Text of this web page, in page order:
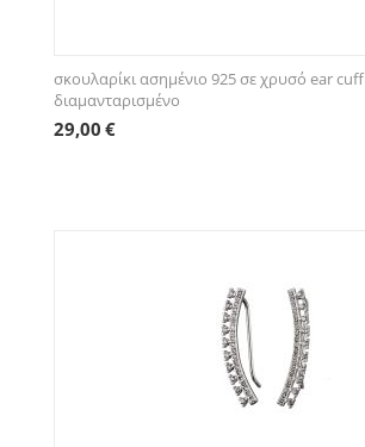
σκουλαρίκι ασημένιο 925 σε χρυσό ear cuff
διαμανταρισμένο
29,00 €